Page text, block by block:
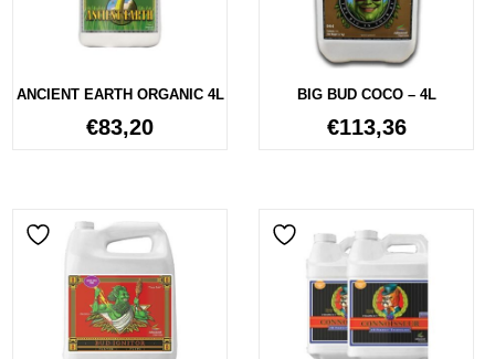
ANCIENT EARTH ORGANIC 4L
€83,20
BIG BUD COCO – 4L
€113,36